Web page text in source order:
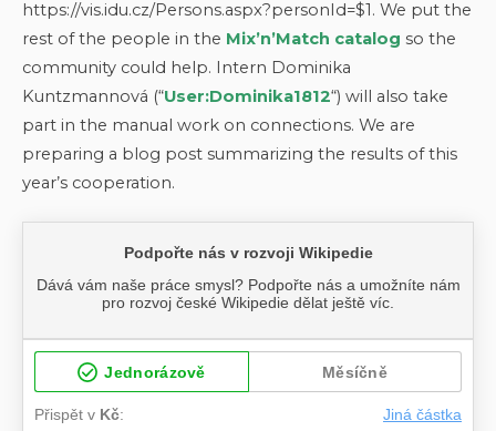
https://vis.idu.cz/Persons.aspx?personId=$1. We put the
rest of the people in the Mix’n’Match catalog so the
community could help. Intern Dominika
Kuntzmannová (“User:Dominika1812“) will also take
part in the manual work on connections. We are
preparing a blog post summarizing the results of this
year’s cooperation.